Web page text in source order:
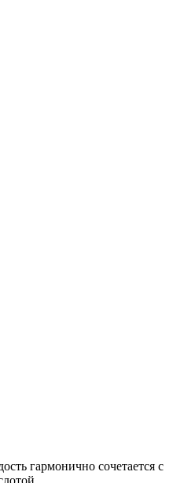
гармонично сочетается с